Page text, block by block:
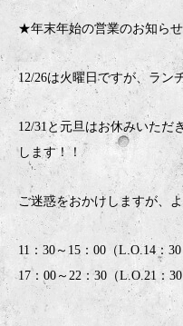
★年末年始の営業のお知ら
12/26は火曜日ですが、ラン
12/31と元旦はお休みいただ
します！！
ご迷惑をおかけしますが、
11：30～15：00（L.O.14：30
17：00～22：30（L.O.21：30